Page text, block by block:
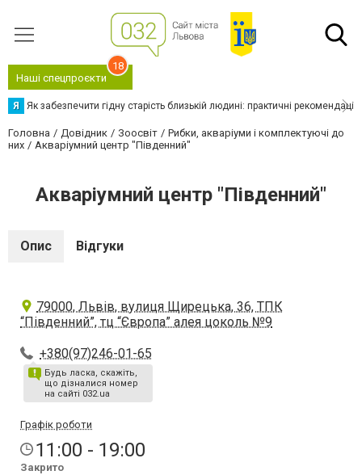
Наші спецпроєкти
18
Я Як забезпечити гідну старість близькій людині: практичні рекомендації
Головна Довідник Зоосвіт
Рибки, акваріуми і комплектуючі до
них
Акваріумний центр "Південний"
Акваріумний центр "Південний"
Опис Відгуки
79000, Львів, вулиця Щирецька, 36, ТПК
“Південний”, тц “Європа” алея цоколь №9
+380(97)246-01-65
Будь ласка, скажіть,
що дізналися номер
на сайті 032.ua
Графік роботи
11:00 - 19:00
Закрито